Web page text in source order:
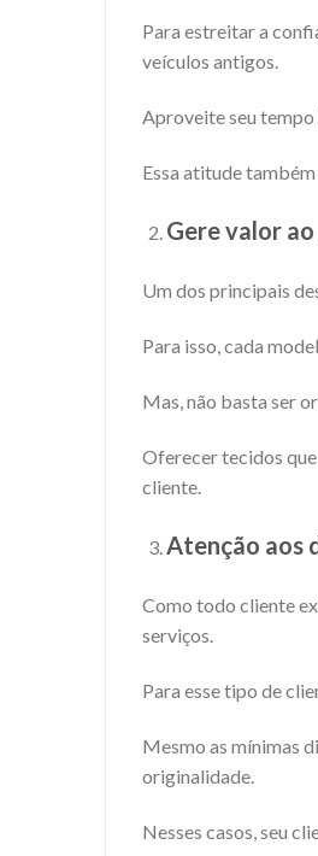
Para estreitar a
veículos antigos.
Aproveite seu
Essa atitude
Gere valor
Um dos principais
Para isso, cada
Mas, não basta ser
Oferecer tecidos
cliente.
Atenção aos
Como todo cliente
serviços.
Para esse tipo de
Mesmo as mínimas
originalidade.
Nesses casos, seu